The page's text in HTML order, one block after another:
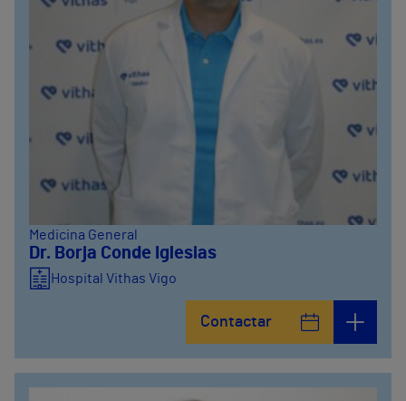
Medicina General
Dr. Borja Conde Iglesias
Hospital Vithas Vigo
Contactar